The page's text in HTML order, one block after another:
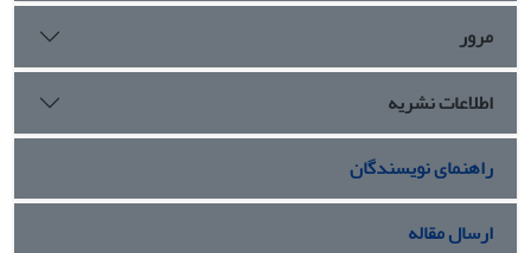
مرور
اطلاعات نشریه
راهنمای نویسندگان
ارسال مقاله